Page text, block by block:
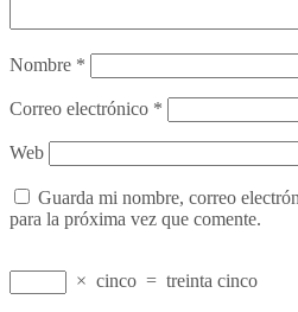
Nombre *
Correo electrónico *
Web
Guarda mi nombre, correo
para la próxima vez que comente.
× cinco = treinta cinco